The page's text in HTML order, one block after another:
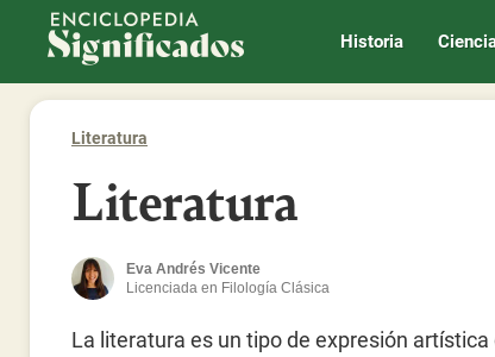
Enciclopedia Significados
Historia
Literatura
Literatura
Eva Andrés Vicente
Licenciada en Filología Clásica
La literatura es un tipo de expresión artística